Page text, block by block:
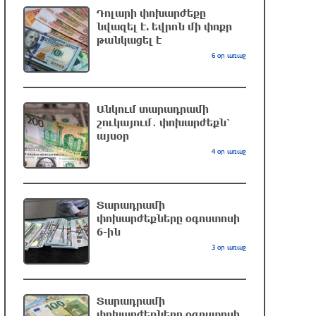
2 ժամ առաջ
Թուրքիայի ԱԳ նախարար.
Պակիստանի և Սաուդյան Արաբիայի
հետ պաշտպանական պակտը նման է
ՆԱՏՕ 5-րդ հոդվածին
մեկ ժամ առաջ
Անտառային հրդեհներից
Իրանը նշել է Հորմուզի նեղուցի
բացման վեց պայման
մեկ ժամ առաջ
Դոլարի փոխարժեքը
նվազել է. եվրոն մի փոքր
թանկացել է
6 օր առաջ
Անկում տարադրամի
շուկայում․ փոխարժեքն՝
այսօր
4 օր առաջ
Տարադրամի
փոխարժեքները օգոստոսի
6-ին
3 օր առաջ
Տարադրամի